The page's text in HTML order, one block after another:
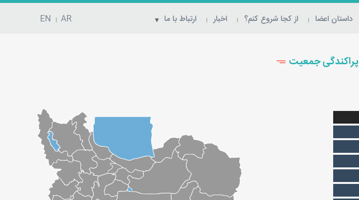
داستان اعضا از کجا شروع کنم؟ اخبار ارتباط با ما AR
EN
پراکندگی جمعیت